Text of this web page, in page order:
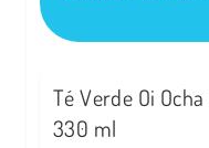
Té Verde Oi
330 ml